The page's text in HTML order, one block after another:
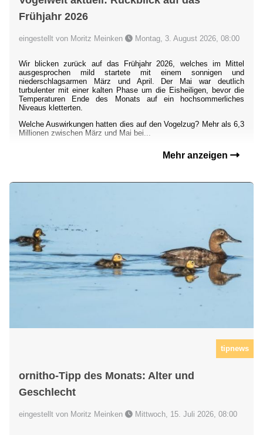
Frühjahr 2026
eingestellt von Moritz Meinken Montag, 3. August 2026, 08:00
Wir blicken zurück auf das Frühjahr 2026, welches im Mittel
ausgesprochen mild startete mit einem sonnigen und
niederschlagsarmen März und April. Der Mai war deutlich
turbulenter mit einer kalten Phase um die Eisheiligen, bevor die
Temperaturen Ende des Monats auf ein hochsommerliches
Niveaus kletterten.
Welche Auswirkungen hatten dies auf den Vogelzug? Mehr als 6,3
Millionen zwischen März und Mai bei...
Mehr anzeigen
tipnews
ornitho-Tipp des Monats: Alter und
Geschlecht
eingestellt von Moritz Meinken Mittwoch, 15. Juli 2026, 08:00